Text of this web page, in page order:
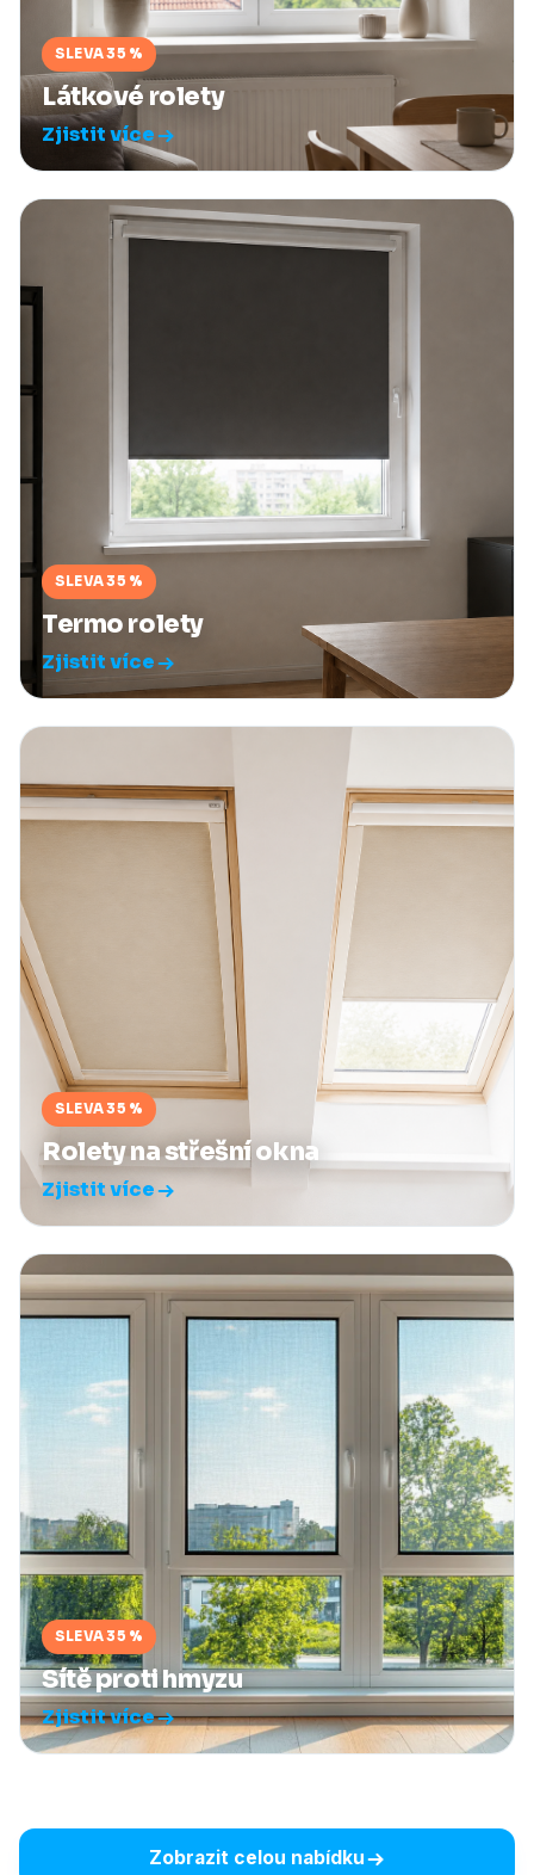
SLEVA 35 %
Látkové rolety
Zjistit více
SLEVA 35 %
Termo rolety
Zjistit více
SLEVA 35 %
Rolety na střešní okna
Zjistit více
SLEVA 35 %
Sítě proti hmyzu
Zjistit více
Zobrazit celou nabídku